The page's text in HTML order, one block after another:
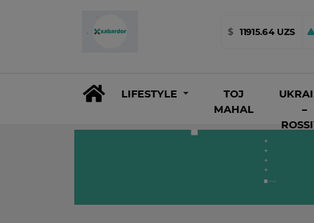
$ 11915.64 UZS
LIFESTYLE
TOJ
MAHAL
–